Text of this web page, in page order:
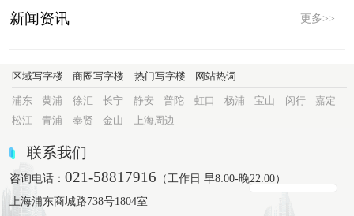
新闻资讯 更多>>
区域写字楼 商圈写字楼 热门写字楼 网站热词
浦东 黄浦 徐汇 长宁 静安 普陀 虹口 杨浦 宝山 闵行
嘉定
松江
青浦 奉贤 金山 上海周边
联系我们
咨询电话：021-58817916 （工作日 早8:00-晚22:00）
上海浦东商城路738号1804室